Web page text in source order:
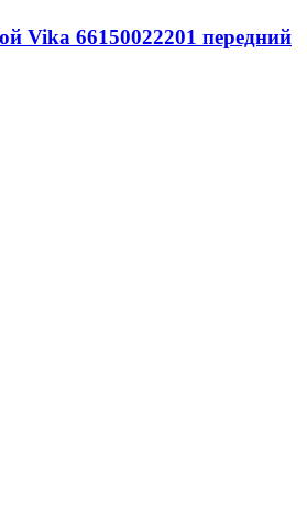
Vika 66150022201 передний